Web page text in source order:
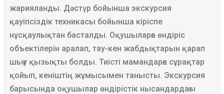
жарияланды. Дәстүр бойынша экскурсия
қауіпсіздік техникасы бойынша кіріспе
нұсқаулықтан басталды. Оқушыларға өндіріс
объектілерін аралап, тау-кен жабдықтарын қарап
шығу қызықты болды. Тиісті мамандарға сұрақтар
қойып, кеніштің жұмысымен танысты. Экскурсия
барысында оқушылар өндірістік нысандардағы